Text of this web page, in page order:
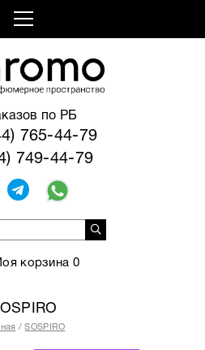
по РБ
765-44-79
749-44-79
корзина 0
SOSPIRO